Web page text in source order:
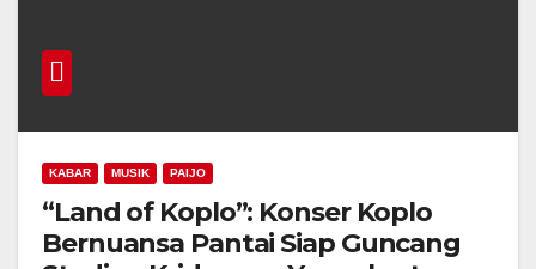
KABAR MUSIK PAIJO
“Land of Koplo”: Konser Koplo
Bernuansa Pantai Siap Guncang